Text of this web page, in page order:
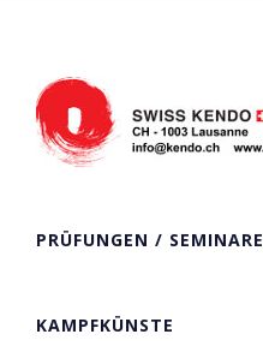
PRÜFUNGEN / SEMINARE
KAMPFKÜNSTE